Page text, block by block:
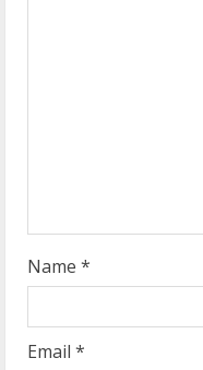
g
Name *
Email *